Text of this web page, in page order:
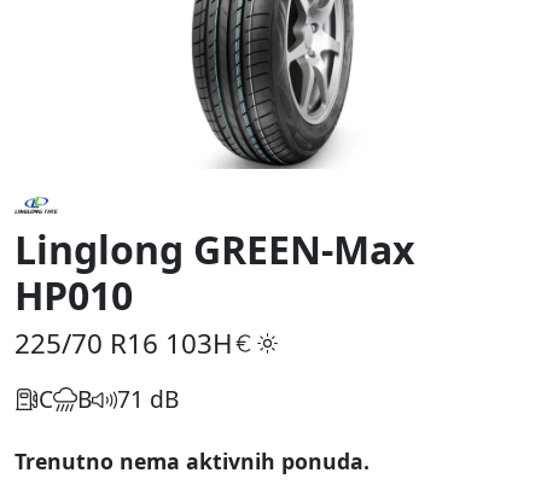
Linglong GREEN-Max
HP010
225/70 R16 103H
C B 71 dB
Trenutno nema aktivnih ponuda.